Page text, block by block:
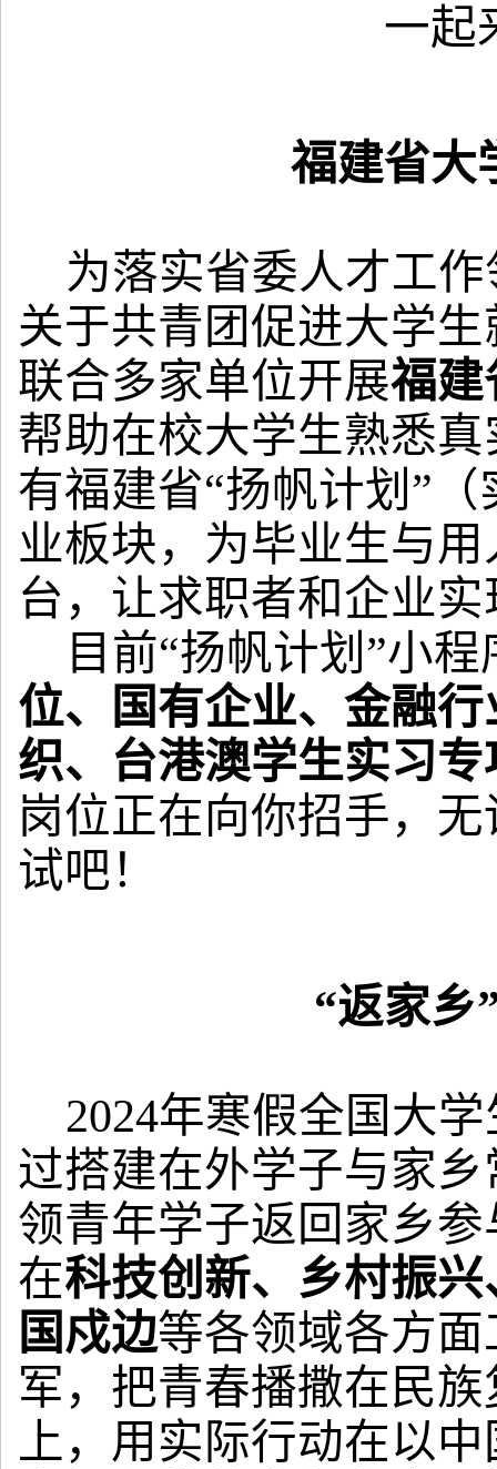
一起
福建省大
为落实省委人才工
关于共青团促进大学
联合多家单位开展福建
帮助在校大学生熟悉
有福建省“扬帆计划”
业板块，为毕业生与
台，让求职者和企业
目前“扬帆计划”小
位、国有企业、金融
织、台港澳学生实习专
岗位正在向你招手，
试吧！
“返家乡
2024年寒假全国大
过搭建在外学子与家
领青年学子返回家乡
在科技创新、乡村振
国戍边等各领域各方
军，把青春播撒在民
上，用实际行动在以